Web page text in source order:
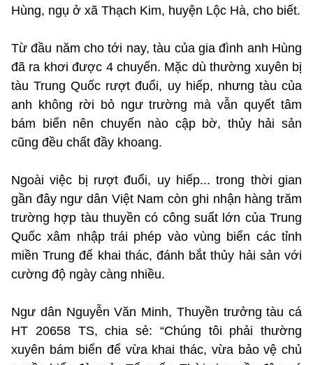
Hùng, ngụ ở xã Thạch Kim, huyện Lộc Hà, cho biết.
Từ đầu năm cho tới nay, tàu của gia đình anh Hùng
đã ra khơi được 4 chuyến. Mặc dù thường xuyên bị
tàu Trung Quốc rượt đuổi, uy hiếp, nhưng tàu của
anh không rời bỏ ngư trường mà vẫn quyết tâm
bám biển nên chuyến nào cập bờ, thủy hải sản
cũng đều chất đầy khoang.
Ngoài việc bị rượt đuổi, uy hiếp... trong thời gian
gần đây ngư dân Việt Nam còn ghi nhận hàng trăm
trường hợp tàu thuyền có công suất lớn của Trung
Quốc xâm nhập trái phép vào vùng biển các tỉnh
miền Trung để khai thác, đánh bắt thủy hải sản với
cường độ ngày càng nhiều.
Ngư dân Nguyễn Văn Minh, Thuyền trưởng tàu cá
HT 20658 TS, chia sẻ: “Chúng tôi phải thường
xuyên bám biển để vừa khai thác, vừa bảo vệ chủ